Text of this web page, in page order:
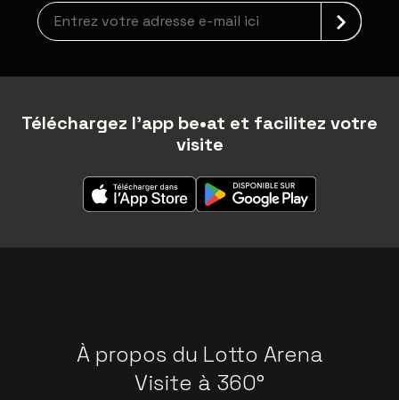
Inscription à la newsletter
Téléchargez l'app be•at et facilitez votre
visite
À propos du Lotto Arena
Visite à 360°